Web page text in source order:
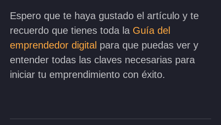
Espero que te haya gustado el artículo y te
recuerdo que tienes toda la Guía del
emprendedor digital para que puedas ver y
entender todas las claves necesarias para
iniciar tu emprendimiento con éxito.